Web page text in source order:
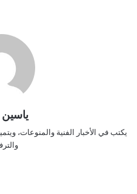
يكتب في الأخبار الفنية والمنوعات،